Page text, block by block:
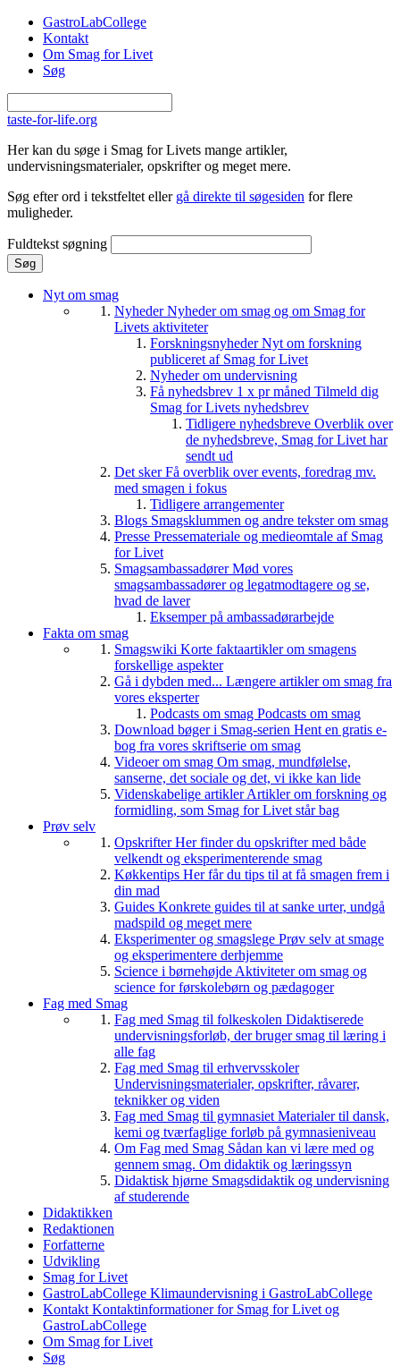
Gå til hovedindhold
GastroLabCollege
Kontakt
Om Smag for Livet
Søg
taste-for-life.org
Her kan du søge i Smag for Livets mange artikler,
undervisningsmaterialer, opskrifter og meget mere.
Søg efter ord i tekstfeltet eller gå direkte til søgesiden for flere
muligheder.
Fuldtekst søgning
Nyt om smag
NyhederNyheder om smag og om Smag for
Livets aktiviteter
ForskningsnyhederNyt om forskning
publiceret af Smag for Livet
Nyheder om undervisning
Få nyhedsbrev 1 x pr måned Tilmeld dig
Smag for Livets nyhedsbrev
Tidligere nyhedsbreve Overblik over
de nyhedsbreve, Smag for Livet har
sendt ud
Det skerFå overblik over events, foredrag mv.
med smagen i fokus
Tidligere arrangementer
Blogs Smagsklummen og andre tekster om smag
Presse Pressemateriale og medieomtale af Smag
for Livet
SmagsambassadørerMød vores
smagsambassadører og legatmodtagere og se,
hvad de laver
Eksemper på ambassadørarbejde
Fakta om smag
Smagswiki Korte faktaartikler om smagens
forskellige aspekter
Gå i dybden med... Længere artikler om smag fra
vores eksperter
Podcasts om smag Podcasts om smag
Download bøger i Smag-serien Hent en gratis e-
bog fra vores skriftserie om smag
Videoer om smag Om smag, mundfølelse,
sanserne, det sociale og det, vi ikke kan lide
Videnskabelige artiklerArtikler om forskning og
formidling, som Smag for Livet står bag
Prøv selv
OpskrifterHer finder du opskrifter med både
velkendt og eksperimenterende smag
Køkkentips Her får du tips til at få smagen frem i
din mad
Guides Konkrete guides til at sanke urter, undgå
madspild og meget mere
Eksperimenter og smagslege Prøv selv at smage
og eksperimentere derhjemme
Science i børnehøjde Aktiviteter om smag og
science for førskolebørn og pædagoger
Fag med Smag
Fag med Smag til folkeskolen Didaktiserede
undervisningsforløb, der bruger smag til læring i
alle fag
Fag med Smag til erhvervsskoler
Undervisningsmaterialer, opskrifter, råvarer,
teknikker og viden
Fag med Smag til gymnasiet Materialer til dansk,
kemi og tværfaglige forløb på gymnasieniveau
Om Fag med Smag Sådan kan vi lære med og
gennem smag. Om didaktik og læringssyn
Didaktisk hjørne Smagsdidaktik og undervisning
af studerende
Didaktikken
Redaktionen
Forfatterne
Udvikling
Smag for Livet
GastroLabCollege Klimaundervisning i GastroLabCollege
Kontakt Kontaktinformationer for Smag for Livet og
GastroLabCollege
Om Smag for Livet
Søg